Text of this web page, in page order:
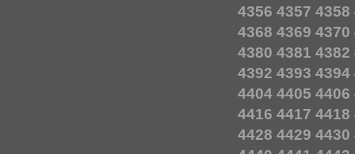
4356 4357 4358
4368 4369 4370
4380 4381 4382
4392 4393 4394
4404 4405 4406
4416 4417 4418
4428 4429 4430